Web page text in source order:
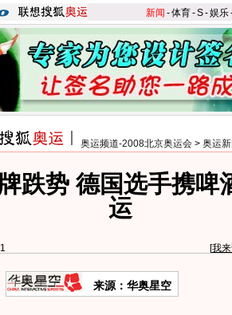
新闻 -体育-S-娱乐
奥运频道-2008北京奥运会 > 奥运
跌势 德国选手携啤
运
[我
来源：华奥星空